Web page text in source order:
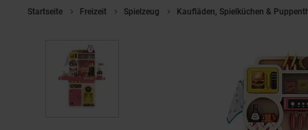
Startseite Freizeit Spielzeug Kaufläden, Spielküchen &